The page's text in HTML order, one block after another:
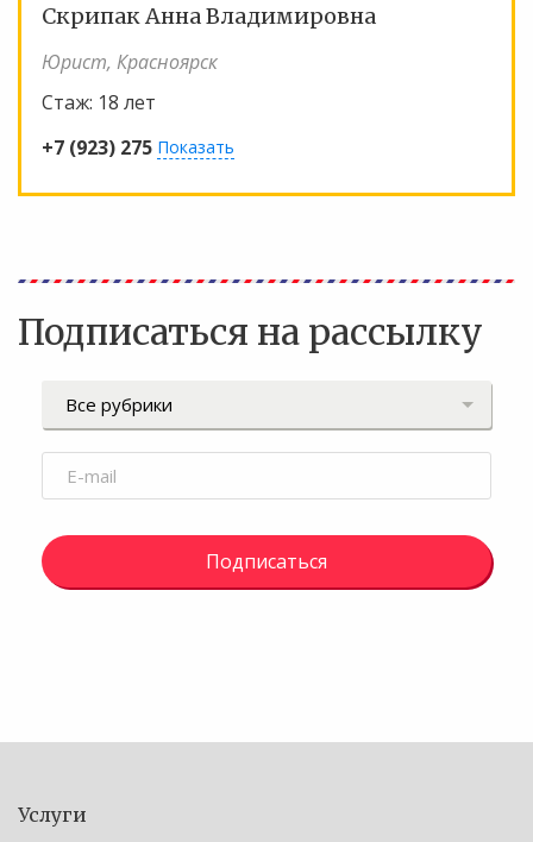
Скрипак Анна Владимировна
Юрист, Красноярск
Стаж: 18 лет
+7 (923) 275 Показать
Подписаться на рассылку
Подписаться
Услуги